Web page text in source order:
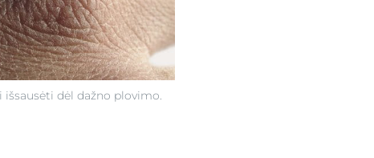
išsausėti dėl dažno plovimo.